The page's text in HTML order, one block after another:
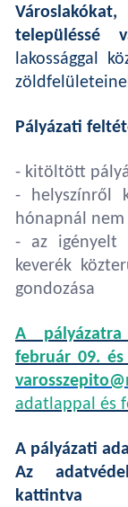
településsé
lakossággal
Pályázati
- kitöltött
- helyszínről
hónapnál nem
- az igényelt
keverék
gondozása
A
február 09.
adatlappal és
A pályázati
Az
kattintva